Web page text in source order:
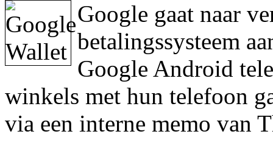
Google gaat naar
betalingssysteem
Google Android
winkels met hun telefoon
via een interne memo van